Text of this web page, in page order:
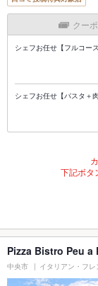
クー
シェフお任せ【フルコー
シェフお任せ【パスタ＋
下記ボタ
Pizza Bistro Peu a
中央市 イタリアン・フレ